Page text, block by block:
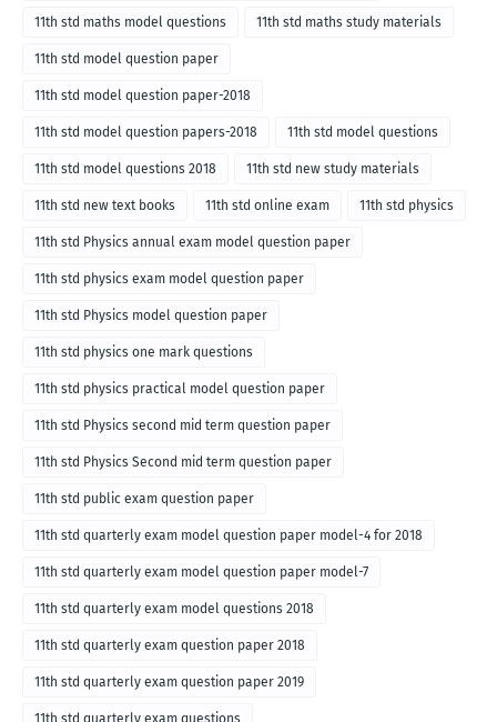
11th std maths model questions 11th std maths study materials
11th std model question paper
11th std model question paper-2018
11th std model question papers-2018 11th std model questions
11th std model questions 2018 11th std new study materials
11th std new text books 11th std online exam 11th std physics
11th std Physics annual exam model question paper
11th std physics exam model question paper
11th std Physics model question paper
11th std physics one mark questions
11th std physics practical model question paper
11th std Physics second mid term question paper
11th std Physics Second mid term question paper
11th std public exam question paper
11th std quarterly exam model question paper model-4 for 2018
11th std quarterly exam model question paper model-7
11th std quarterly exam model questions 2018
11th std quarterly exam question paper 2018
11th std quarterly exam question paper 2019